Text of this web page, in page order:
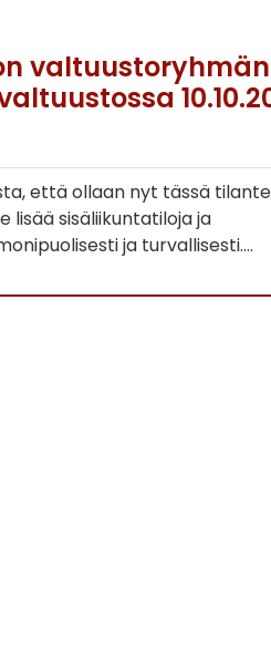
valtuustoryhmän
että ollaan nyt tässä
lisää sisäliikuntatiloja ja
ja turvallisesti….